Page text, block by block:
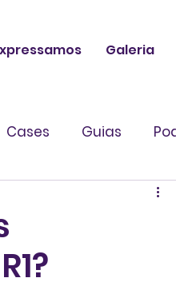
Galeria
Cases Guias